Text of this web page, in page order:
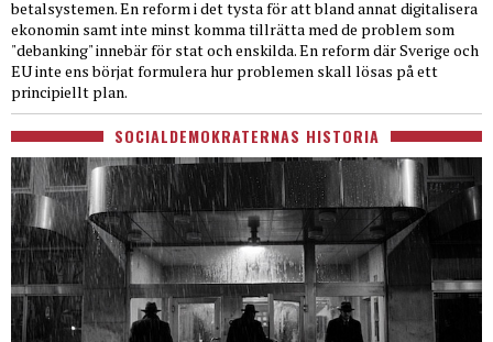
betalsystemen. En reform i det tysta för att bland annat digitalisera
ekonomin samt inte minst komma tillrätta med de problem som
"debanking" innebär för stat och enskilda. En reform där Sverige och
EU inte ens börjat formulera hur problemen skall lösas på ett
principiellt plan.
SOCIALDEMOKRATERNAS HISTORIA